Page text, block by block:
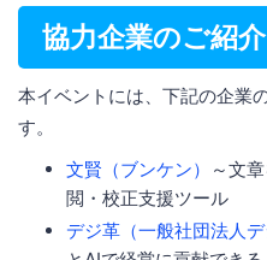
協力企業のご紹介
本イベントには、下記の企業
す。
文賢（ブンケン）
～文
閲・校正支援ツール
デジ革（一般社団法人